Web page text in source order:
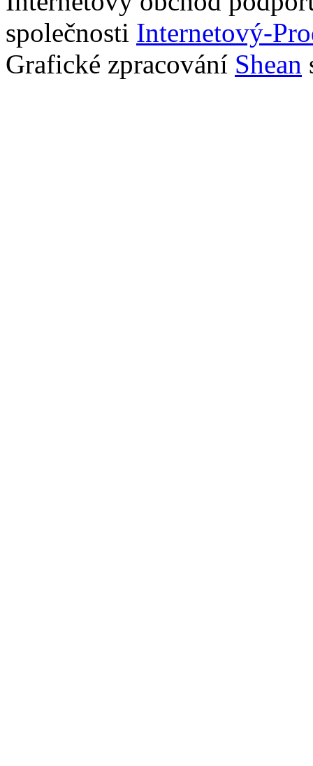
společnosti Internetový-
Grafické zpracování Shean